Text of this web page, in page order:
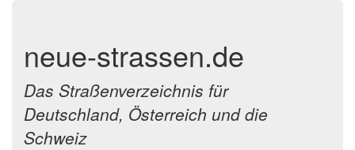
neue-strassen.de
Das Straßenverzeichnis für
Deutschland, Österreich und die
Schweiz